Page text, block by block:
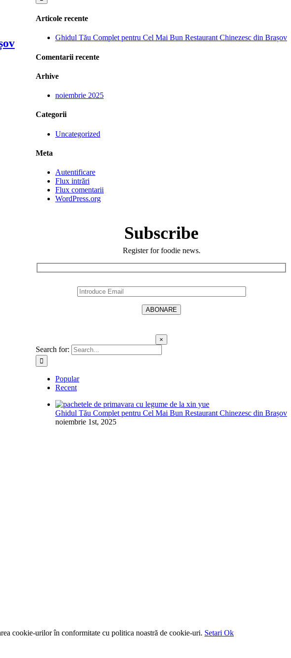
Articole recente
Ghidul Tău Complet pentru Cel Mai Bun Restaurant Chinezesc din Brașov
Comentarii recente
Arhive
noiembrie 2025
Categorii
Uncategorized
Meta
Autentificare
Flux intrări
Flux comentarii
WordPress.org
Subscribe
Register for foodie news.
×
Search for:
Popular
Recent
Ghidul Tău Complet pentru Cel Mai Bun Restaurant Chinezesc din Brașov
noiembrie 1st, 2025
cookie-urilor în conformitate cu politica noastră de cookie-uri. Setari Ok